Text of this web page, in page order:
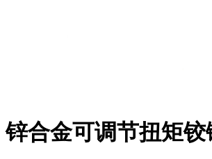
锌合金可调节扭矩铰